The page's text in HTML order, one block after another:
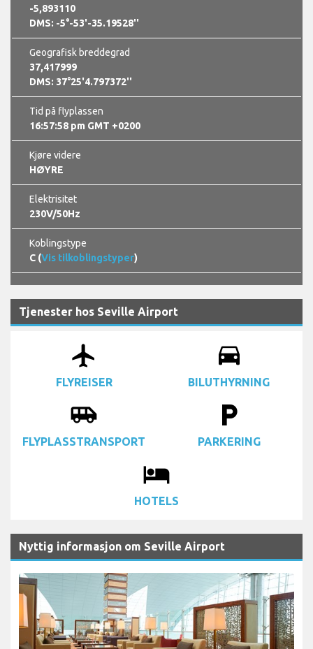
-5,893110
DMS: -5°-53'-35.19528''
Geografisk breddegrad
37,417999
DMS: 37°25'4.797372''
Tid på flyplassen
16:57:59 pm GMT +0200
Kjøre videre
HØYRE
Elektrisitet
230V/50Hz
Koblingstype
C (Vis tilkoblingstyper)
Tjenester hos Seville Airport
airplanemode_active
FLYREISER
drive_eta
BILUTHYRNING
airport_shuttle
FLYPLASSTRANSPORT
local_parking
PARKERING
local_hotel
HOTELS
Nyttig informasjon om Seville Airport